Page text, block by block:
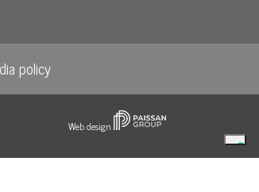
policy
Web design